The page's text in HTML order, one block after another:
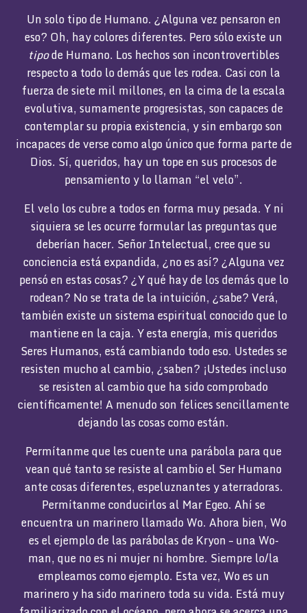
Un solo tipo de Humano. ¿Alguna vez pensaron en
eso? Oh, hay colores diferentes. Pero sólo existe un
tipode Humano. Los hechos son incontrovertibles
respecto a todo lo demás que les rodea. Casi con la
fuerza de siete mil millones, en la cima de la escala
evolutiva, sumamente progresistas, son capaces de
contemplar su propia existencia, y sin embargo son
incapaces de verse como algo único que forma parte de
Dios. Sí, queridos, hay un tope en sus procesos de
pensamiento y lo llaman “el velo”.
El velo los cubre a todos en forma muy pesada. Y ni
siquiera se les ocurre formular las preguntas que
deberían hacer. Señor Intelectual, cree que su
conciencia está expandida, ¿no es así? ¿Alguna vez
pensó en estas cosas? ¿Y qué hay de los demás que lo
rodean? No se trata de la intuición, ¿sabe? Verá,
también existe un sistema espiritual conocido que lo
mantiene en la caja. Y esta energía, mis queridos
Seres Humanos, está cambiando todo eso. Ustedes se
resisten mucho al cambio, ¿saben? ¡Ustedes incluso
se resisten al cambio que ha sido comprobado
científicamente! A menudo son felices sencillamente
dejando las cosas como están.
Permítanme que les cuente una parábola para que
vean qué tanto se resiste al cambio el Ser Humano
ante cosas diferentes, espeluznantes y aterradoras.
Permítanme conducirlos al Mar Egeo. Ahí se
encuentra un marinero llamado Wo. Ahora bien, Wo
es el ejemplo de las parábolas de Kryon – una Wo-
man, que no es ni mujer ni hombre. Siempre lo/la
empleamos como ejemplo. Esta vez, Wo es un
marinero y ha sido marinero toda su vida. Está muy